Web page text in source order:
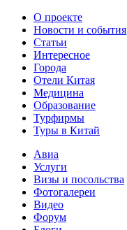
О проекте
Новости и события
Статьи
Интересное
Города
Отели Китая
Медицина
Образование
Турфирмы
Туры в Китай
Авиа
Услуги
Визы и посольства
Фотогалереи
Видео
Форум